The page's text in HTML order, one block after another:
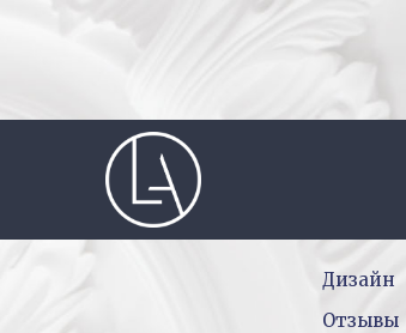
Дизайн
Отзывы